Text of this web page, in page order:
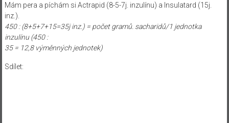
Mám pera a píchám si Actrapid (8-5-7j. inzulínu) a Insulatard (15j.
inz.).
450 : (8+5+7+15=35j inz.) = počet gramů. sacharidů/1 jednotka
inzulínu (450 :
35 = 12,8 výměnných jednotek)
Sdílet: